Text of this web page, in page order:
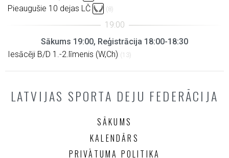
Pieaugušie 10 dejas LČ (8)
Sākums 19:00, Reģistrācija 18:00-18:30
Iesācēji B/D 1.-2.līmenis (W,Ch) (13)
LATVIJAS SPORTA DEJU FEDERĀCIJA
SĀKUMS
KALENDĀRS
PRIVĀTUMA POLITIKA